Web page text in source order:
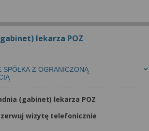
lekarza POZ
SPÓŁKA Z OGRANICZONĄ
(gabinet) lekarza POZ
wizytę telefonicznie